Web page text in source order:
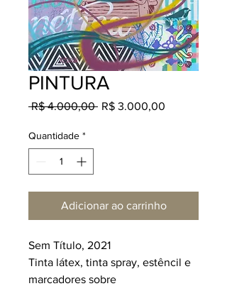
PINTURA
R$ 4.000,00 Preço
R$ 3.000,00
Quantidade *
Adicionar ao carrinho
Sem Título, 2021
Tinta látex, tinta spray, estêncil e
marcadores sobre